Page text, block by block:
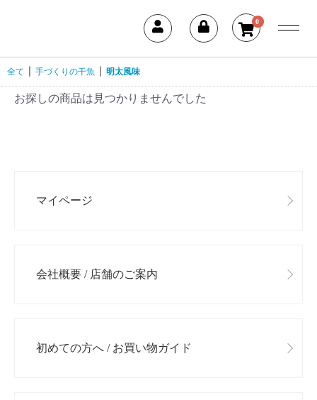
0
全て 手づくりの干魚 明太風味
お探しの商品は見つかりませんでした
マイページ
会社概要 / 店舗のご案内
初めての方へ / お買い物ガイド